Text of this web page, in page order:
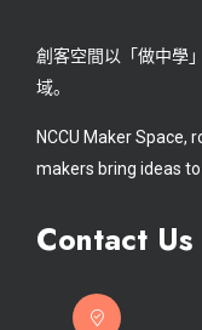
創客空間以「做中學
域。
NCCU Maker Space,
makers bring ideas to
Contact Us